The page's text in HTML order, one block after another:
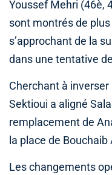
Youssef Mehri (46è,
sont montrés de
s’approchant de la
dans une tentative
Cherchant à
Sektioui a aligné
remplacement de
la place de
Les changements